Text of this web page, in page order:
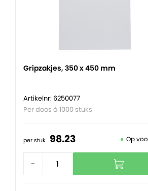
Gripzakjes, 350 x 450 mm
Artikelnr: 6250077
Per doos à 1000 stuks
per stuk 98.23 Op
-